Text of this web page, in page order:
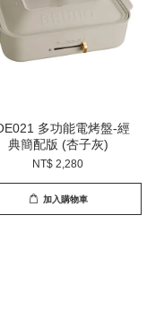
多功能電烤盤-經
典簡配版 (杏子灰)
NT$ 2,280
加入購物車